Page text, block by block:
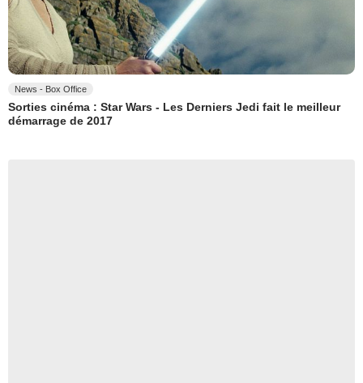
News - Box Office
Sorties cinéma : Star Wars - Les Derniers Jedi fait le meilleur
démarrage de 2017